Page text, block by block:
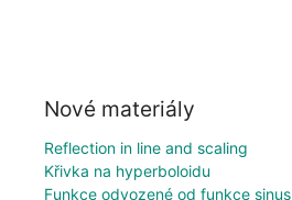
Nové materiály
Reflection in line and scaling
Křivka na hyperboloidu
Funkce odvozené od funkce sinus